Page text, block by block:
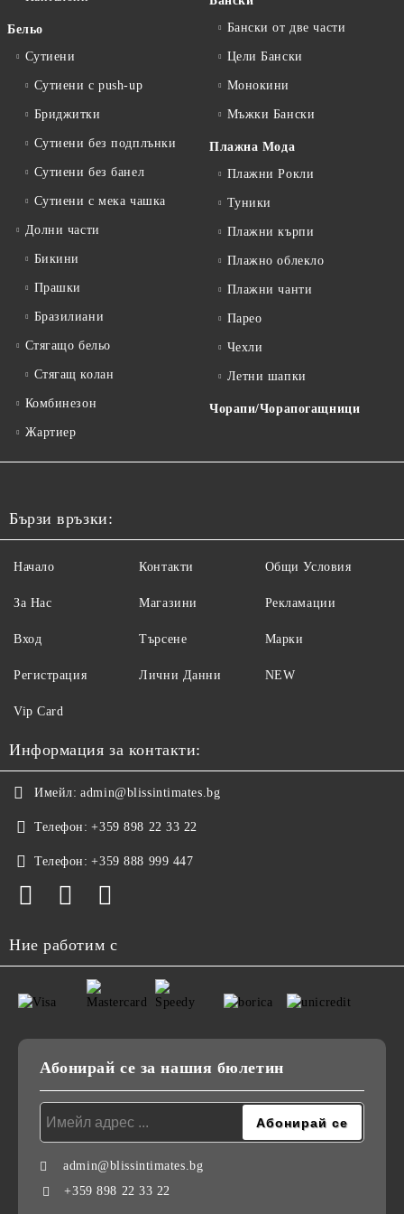
Бельо
Сутиени
Сутиени с push-up
Бриджитки
Сутиени без подплънки
Сутиени без банел
Сутиени с мека чашка
Долни части
Бикини
Прашки
Бразилиани
Стягащо бельо
Стягащ колан
Комбинезон
Жартиер
Бански от две части
Цели Бански
Монокини
Мъжки Бански
Плажна Мода
Плажни Рокли
Туники
Плажни кърпи
Плажно облекло
Плажни чанти
Парео
Чехли
Летни шапки
Чорапи/Чорапогащници
Бързи връзки:
Начало
За Нас
Вход
Регистрация
Контакти
Магазини
Търсене
Лични Данни
Общи Условия
Рекламации
Марки
NEW
Vip Card
Информация за контакти:
Имейл: admin@blissintimates.bg
Телефон: +359 898 22 33 22
Телефон: +359 888 999 447
Ние работим с
Абонирай се за нашия бюлетин
admin@blissintimates.bg
+359 898 22 33 22